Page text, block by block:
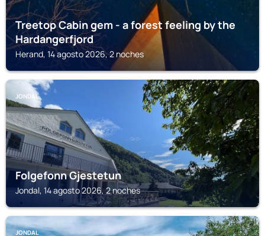
Treetop Cabin gem - a forest feeling by the
Hardangerfjord
Herand, 14 agosto 2026, 2 noches
JONDAL
Folgefonn Gjestetun
Jondal, 14 agosto 2026, 2 noches
JONDAL